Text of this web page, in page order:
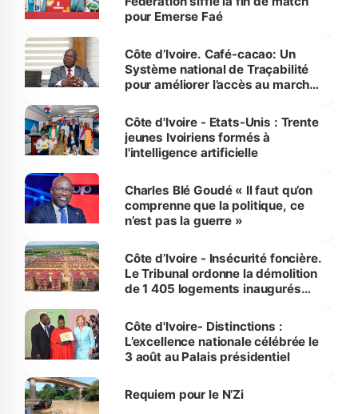
pour Emerse Faé
Côte d’Ivoire. Café-cacao: Un
Système national de Traçabilité
pour améliorer l’accès au marché
Côte d'Ivoire - Etats-Unis : Trente
jeunes Ivoiriens formés à
l'intelligence artificielle
Charles Blé Goudé « Il faut qu’on
comprenne que la politique, ce
n’est pas la guerre »
Côte d’Ivoire - Insécurité foncière.
Le Tribunal ordonne la démolition
de 1 405 logements inaugurés
Bassam
Côte d'Ivoire- Distinctions :
L’excellence nationale célébrée le
3 août au Palais présidentiel
Requiem pour le N’Zi